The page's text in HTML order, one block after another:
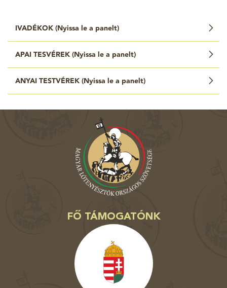
IVADÉKOK ( Nyissa le a panelt)
APAI TESVÉREK ( Nyissa le a panelt)
ANYAI TESTVÉREK ( Nyissa le a panelt)
FŐ TÁMOGATÓNK